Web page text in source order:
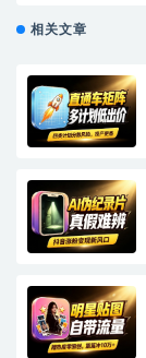
相关文章